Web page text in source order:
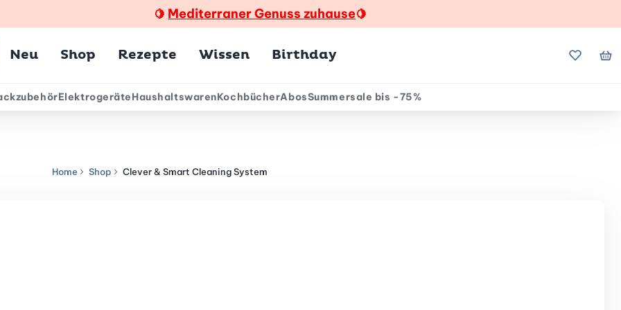
🍋 Mediterraner Genuss zuhause🍋
Neu Shop Rezepte Wissen Birthday Meine
ElektrogeräteHaushaltswarenKochbücherAbosSummersale bis -75%
Home Shop Clever & Smart Cleaning System